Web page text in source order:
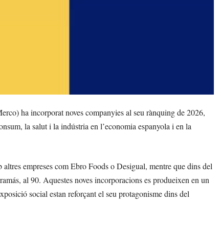
ha incorporat noves companyies al seu rànquing de 2026,
la salut i la indústria en l’economia espanyola i en la
empreses com Ebro Foods o Desigual, mentre que dins del
al 90. Aquestes noves incorporacions es produeixen en un
social estan reforçant el seu protagonisme dins del